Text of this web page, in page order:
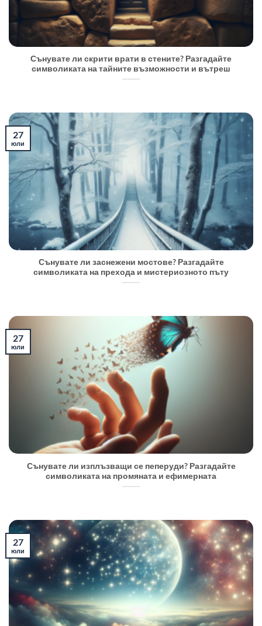
Сънувате ли скрити врати в стените? Разгадайте
символиката на тайните възможности и вътреш
Сънувате ли заснежени мостове? Разгадайте
символиката на прехода и мистериозното пъту
27
юли
Сънувате ли изплъзващи се пеперуди? Разгадайте
символиката на промяната и ефимерната
27
юли
27
юли